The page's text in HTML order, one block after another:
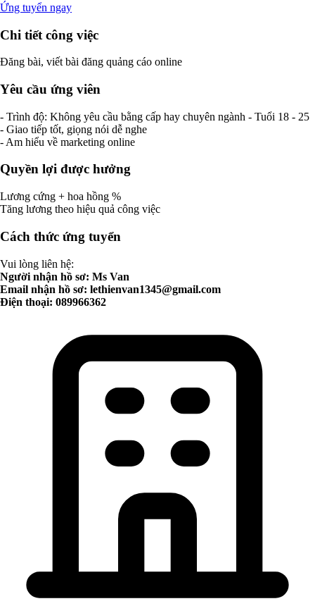
Ứng tuyển ngay
Chi tiết công việc
Đăng bài, viết bài đăng quảng cáo online
Yêu cầu ứng viên
- Trình độ: Không yêu cầu bằng cấp hay chuyên ngành - Tuổi 18 - 25
- Giao tiếp tốt, giọng nói dễ nghe
- Am hiểu về marketing online
Quyền lợi được hưởng
Lương cứng + hoa hồng %
Tăng lương theo hiệu quả công việc
Cách thức ứng tuyển
Vui lòng liên hệ:
Người nhận hồ sơ: Ms Van
Email nhận hồ sơ: lethienvan1345@gmail.com
Điện thoại: 089966362